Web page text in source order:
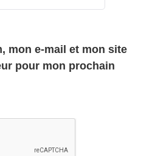
mon e-mail et mon site
pour mon prochain